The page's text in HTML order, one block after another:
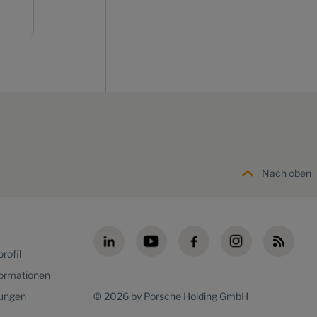
Nach oben
© 2026 by Porsche Holding GmbH